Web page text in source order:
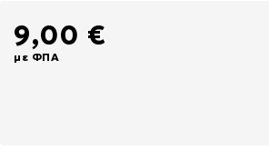
9,00 €
με ΦΠΑ